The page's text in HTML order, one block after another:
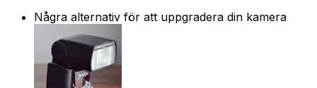
Några alternativ för att uppgradera din kamera